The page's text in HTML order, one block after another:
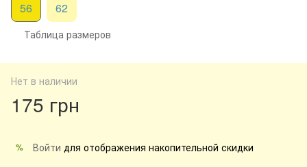
56 62
Таблица размеров
Нет в наличии
175 грн
% Войти для отображения накопительной скидки